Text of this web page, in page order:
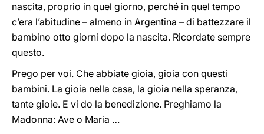
nascita, proprio in quel giorno, perché in quel tempo
c’era l’abitudine – almeno in Argentina – di battezzare il
bambino otto giorni dopo la nascita. Ricordate sempre
questo.
Prego per voi. Che abbiate gioia, gioia con questi
bambini. La gioia nella casa, la gioia nella speranza,
tante gioie. E vi do la benedizione. Preghiamo la
Madonna: Ave o Maria …